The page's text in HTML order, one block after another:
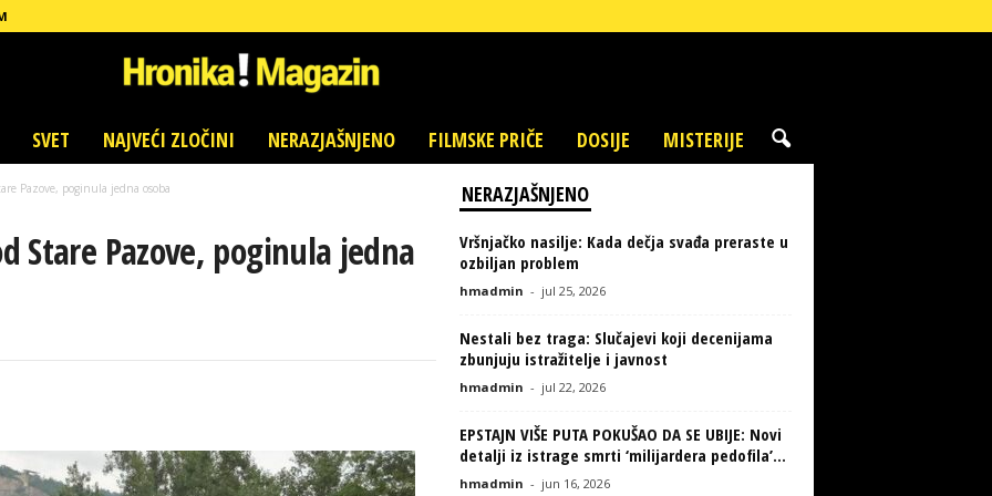
SVET NAJVEĆI ZLOČINI NERAZJAŠNJENO FILMSKE PRIČE DOSIJE MISTERIJE
Pazove, poginula jedna osoba
Stare Pazove, poginula jedna
NERAZJAŠNJENO
Vršnjačko nasilje: Kada dečja svađa preraste u
ozbiljan problem
hmadmin - jul 25, 2026
Nestali bez traga: Slučajevi koji decenijama
zbunjuju istražitelje i javnost
hmadmin - jul 22, 2026
EPSTAJN VIŠE PUTA POKUŠAO DA SE UBIJE: Novi
detalji iz istrage smrti ‘milijardera pedofila’...
hmadmin - jun 16, 2026